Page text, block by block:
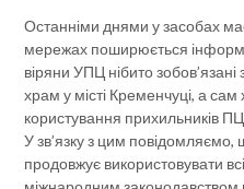
Останніми днями у засобах
мережах поширюється
віряни УПЦ нібито
храм у місті Кременчуці, а
користування прихильників
У зв’язку з цим
продовжує використовувати